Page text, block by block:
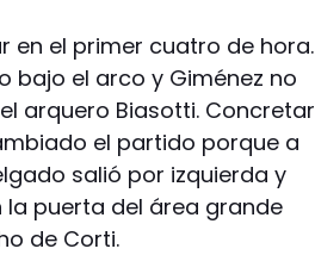
en el primer cuatro de hora.
bajo el arco y Giménez no
arquero Biasotti. Concretar
el partido porque a
salió por izquierda y
la puerta del área grande
de Corti.